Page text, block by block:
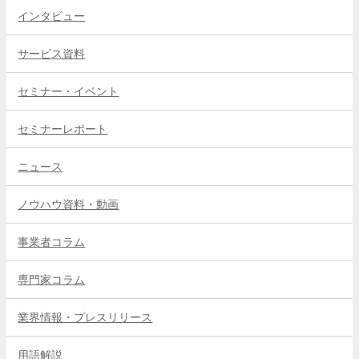
インタビュー
サービス資料
セミナー・イベント
セミナーレポート
ニュース
ノウハウ資料・動画
事業者コラム
専門家コラム
業界情報・プレスリリース
用語解説